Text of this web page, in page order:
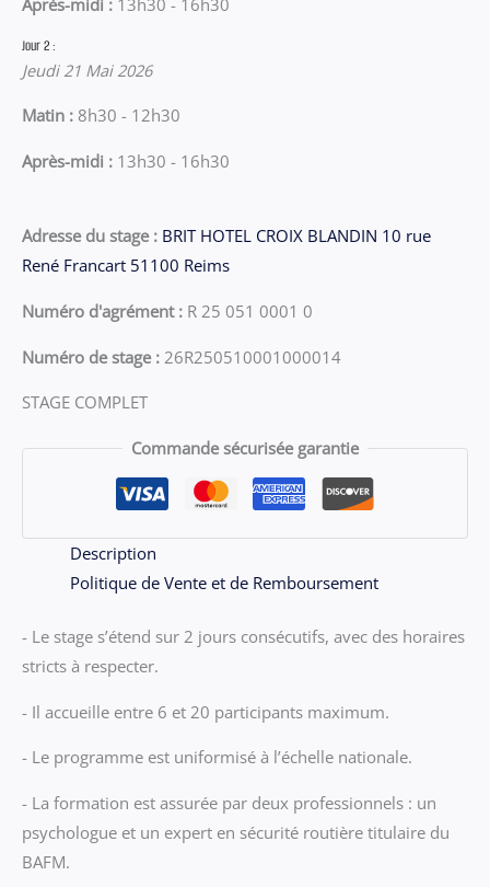
Après-midi : 13h30 - 16h30
Jour 2 :
Jeudi 21 Mai 2026
Matin : 8h30 - 12h30
Après-midi : 13h30 - 16h30
Adresse du stage : BRIT HOTEL CROIX BLANDIN 10 rue
René Francart 51100 Reims
Numéro d'agrément : R 25 051 0001 0
Numéro de stage : 26R250510001000014
STAGE COMPLET
Commande sécurisée garantie
Description
Politique de Vente et de Remboursement
- Le stage s’étend sur 2 jours consécutifs, avec des horaires
stricts à respecter.
- Il accueille entre 6 et 20 participants maximum.
- Le programme est uniformisé à l’échelle nationale.
- La formation est assurée par deux professionnels : un
psychologue et un expert en sécurité routière titulaire du
BAFM.